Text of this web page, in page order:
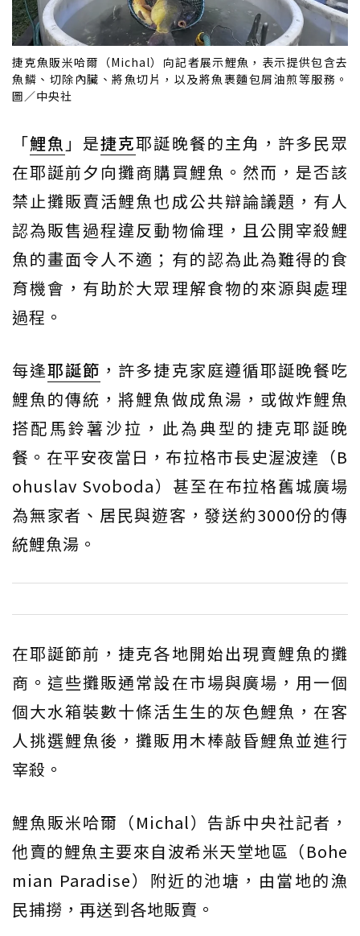
捷克魚販米哈爾（Michal）向記者展示鯉魚，表示提供包含去
魚鱗、切除內臟、將魚切片，以及將魚裹麵包屑油煎等服務。
圖／中央社
「鯉魚 」是捷克耶誕晚餐的主角，許多民眾
在耶誕前夕向攤商購買鯉魚。然而，是否該
禁止攤販賣活鯉魚也成公共辯論議題，有人
認為販售過程違反動物倫理，且公開宰殺鯉
魚的畫面令人不適；有的認為此為難得的食
育機會，有助於大眾理解食物的來源與處理
過程。
每逢耶誕節 ，許多捷克家庭遵循耶誕晚餐吃
鯉魚的傳統，將鯉魚做成魚湯，或做炸鯉魚
搭配馬鈴薯沙拉，此為典型的捷克耶誕晚
餐。在平安夜當日，布拉格市長史渥波達（B
ohuslav Svoboda）甚至在布拉格舊城廣場
為無家者、居民與遊客，發送約3000份的傳
統鯉魚湯。
在耶誕節前，捷克各地開始出現賣鯉魚的攤
商。這些攤販通常設在市場與廣場，用一個
個大水箱裝數十條活生生的灰色鯉魚，在客
人挑選鯉魚後，攤販用木棒敲昏鯉魚並進行
宰殺。
鯉魚販米哈爾（Michal）告訴中央社記者，
他賣的鯉魚主要來自波希米天堂地區（Bohe
mian Paradise）附近的池塘，由當地的漁
民捕撈，再送到各地販賣。